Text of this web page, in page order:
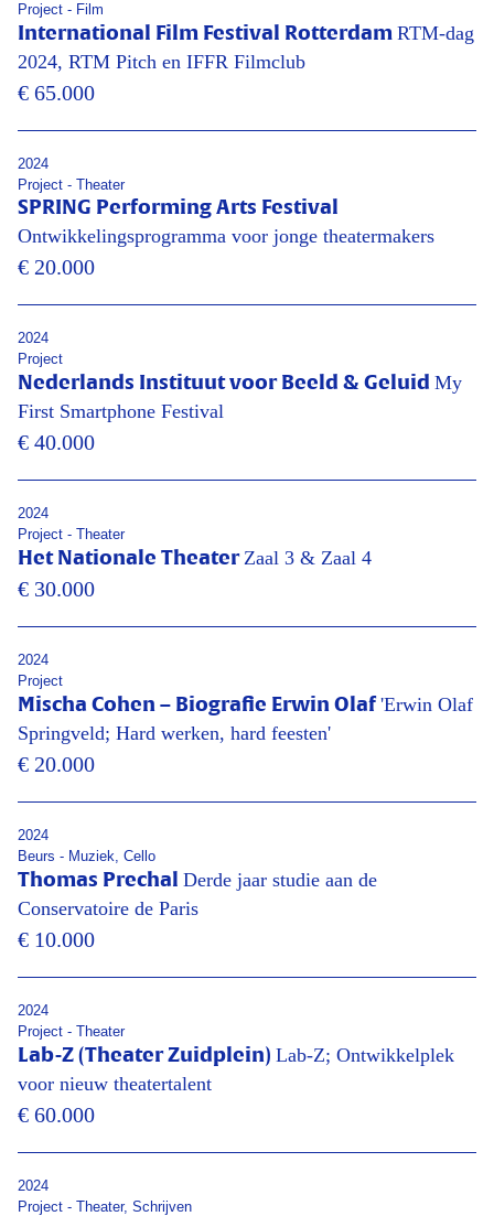
Project - Film
International Film Festival Rotterdam RTM-dag
2024, RTM Pitch en IFFR Filmclub
€ 65.000
2024
Project - Theater
SPRING Performing Arts Festival
Ontwikkelingsprogramma voor jonge theatermakers
€ 20.000
2024
Project
Nederlands Instituut voor Beeld & Geluid My
First Smartphone Festival
€ 40.000
2024
Project - Theater
Het Nationale Theater Zaal 3 & Zaal 4
€ 30.000
2024
Project
Mischa Cohen – Biografie Erwin Olaf 'Erwin Olaf
Springveld; Hard werken, hard feesten'
€ 20.000
2024
Beurs - Muziek, Cello
Thomas Prechal Derde jaar studie aan de
Conservatoire de Paris
€ 10.000
2024
Project - Theater
Lab-Z (Theater Zuidplein) Lab-Z; Ontwikkelplek
voor nieuw theatertalent
€ 60.000
2024
Project - Theater, Schrijven